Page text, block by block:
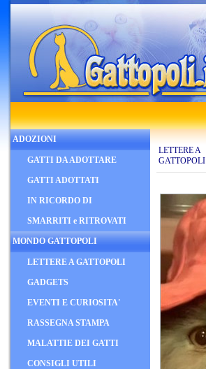
ADOZIONI
GATTI DA ADOTTARE
GATTI ADOTTATI
IN RICORDO DI
SMARRITI e RITROVATI
MONDO GATTOPOLI
LETTERE A GATTOPOLI
GADGETS
EVENTI E CURIOSITA'
RASSEGNA STAMPA
MALATTIE DEI GATTI
CONSIGLI UTILI
LETTERE A
GATTOPOLI